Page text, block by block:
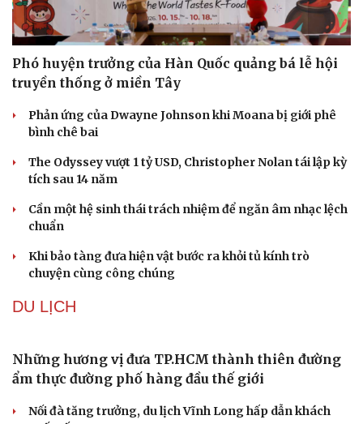
Sức khỏe
Sản phụ khoa
Nhi khoa
Làm đẹp - giảm cân
Tình yêu - Gia đình
Phó huyện trưởng của Hàn Quốc quảng bá lễ hội
truyền thống ở miền Tây
Phản ứng của Dwayne Johnson khi Moana bị giới phê
bình chê bai
The Odyssey vượt 1 tỷ USD, Christopher Nolan tái lập kỳ
tích sau 14 năm
Cần một hệ sinh thái trách nhiệm để ngăn âm nhạc lệch
chuẩn
Khi bảo tàng đưa hiện vật bước ra khỏi tủ kính trò
chuyện cùng công chúng
DU LỊCH